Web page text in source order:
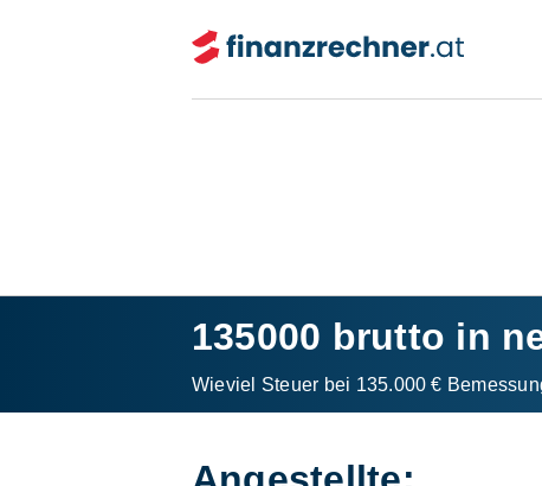
135000 brutto in
Wieviel Steuer bei 135.000 €